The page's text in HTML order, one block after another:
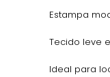
Estampa
Tecido leve
Ideal para